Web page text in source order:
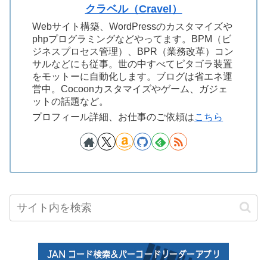
クラベル（Cravel）
Webサイト構築、WordPressのカスタマイズや
phpプログラミングなどやってます。BPM（ビ
ジネスプロセス管理）、BPR（業務改革）コン
サルなどにも従事。世の中すべてピタゴラ装置
をモットーに自動化します。ブログは省エネ運
営中。Cocoonカスタマイズやゲーム、ガジェ
ットの話題など。
プロフィール詳細、お仕事のご依頼は こちら